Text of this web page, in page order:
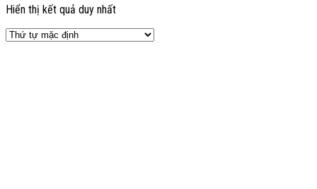
Hiển thị kết quả duy nhất